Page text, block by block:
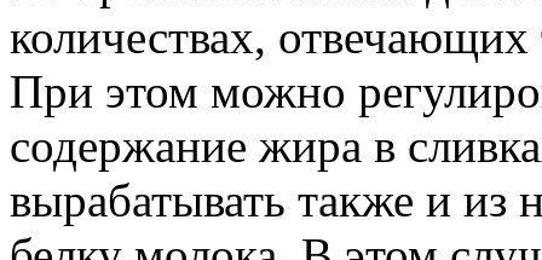
количествах,
При этом можно
содержание жира в
вырабатывать также и из